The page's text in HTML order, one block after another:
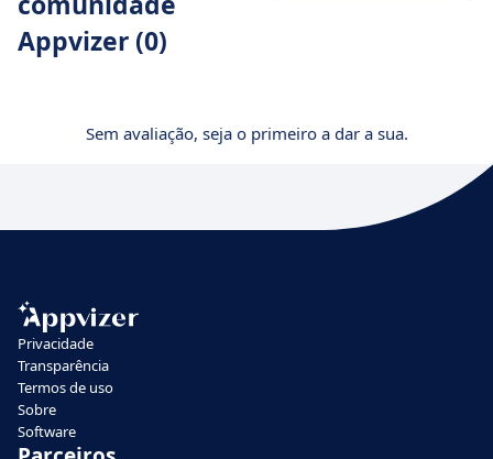
Appvizer (0)
Sem avaliação, seja o primeiro a dar a sua.
Privacidade
Transparência
Termos de uso
Sobre
Software